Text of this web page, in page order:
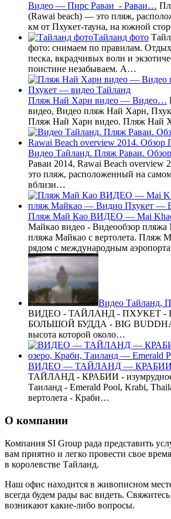
Видео — Пирс Раваи - Раваи…
(Rawai beach) — это пляж,
км от Пхукет-тауна, на южной
Тайланд фото
фото: снимаем по правилам. Отдых
песка, вкрадчивых волн и
поистине незабываем. А…
Пляж Най Харн видео — Видео…
видео, Видео пляж Най Харн,
Пляж Най Харн видео. Пляж Най
Видео Тайланд. Пляж Раваи.
Раваи 2014, Rawai Beach
это пляж, расположенный на
вблизи…
Пляж Май Као ВИДЕО — Mai
Майкао видео - Видеообзор
пляжа Майкао с вертолета. Пляж
рядом с международным
Видео Тайланд,
ВИДЕО - ТАЙЛАНД - ПХУКЕТ -
БОЛЬШОЙ БУДДА - BIG
высота которой около…
ВИДЕО — ТАЙЛАНД —
ТАЙЛАНД - КРАБИИ - изумрудное
Таиланд - Emerald Pool, Krabi,
вертолета - Краби…
О компании
Компания SI Group рада представить
вам приятно и легко провести свое
в королевстве Тайланд.
Наш офис находится в живописном
всегда будем рады вас видеть.
возникают какие-либо вопросы.